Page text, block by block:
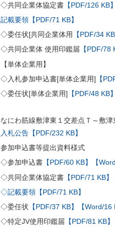
◇共同企業体協定書【PDF/126 KB】
記載要領【PDF/71 KB】
◇委任状[共同企業体用
【PDF/34 KB
◇共同企業体 使用印鑑届 【PDF/78
【単体企業用】
◇入札参加申込書[単体企業用] 【
◇委任状[単体企業用] 【PDF/48 KB】
なにわ筋線敷津東１交差点Ｔ～敷
入札公告【PDF/232 KB】
参加申込書等提出資料様式
◇参加申込書【PDF/60 KB】
【
◇共同企業体協定書【PDF/71 KB】
◇記載要領【PDF/71 KB】
◇委任状 【PDF/37 KB】
【Word/16
◇特定JV使用印鑑届 【PDF/81 KB】